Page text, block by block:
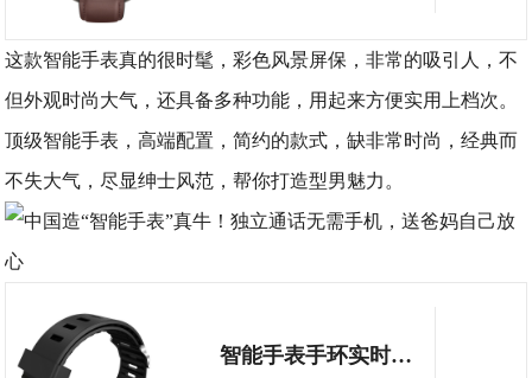
这款智能手表真的很时髦，彩色风景屏保，非常的吸引人，不
但外观时尚大气，还具备多种功能，用起来方便实用上档次。
顶级智能手表，高端配置，简约的款式，缺非常时尚，经典而
不失大气，尽显绅士风范，帮你打造型男魅力。
智能手表手环实时测血压心率PPG血氧